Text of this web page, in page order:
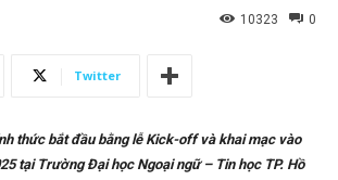
0
10323
Twitter
thức bắt đầu bằng lễ Kick-off và khai mạc vào
tại Trường Đại học Ngoại ngữ – Tin học TP. Hồ